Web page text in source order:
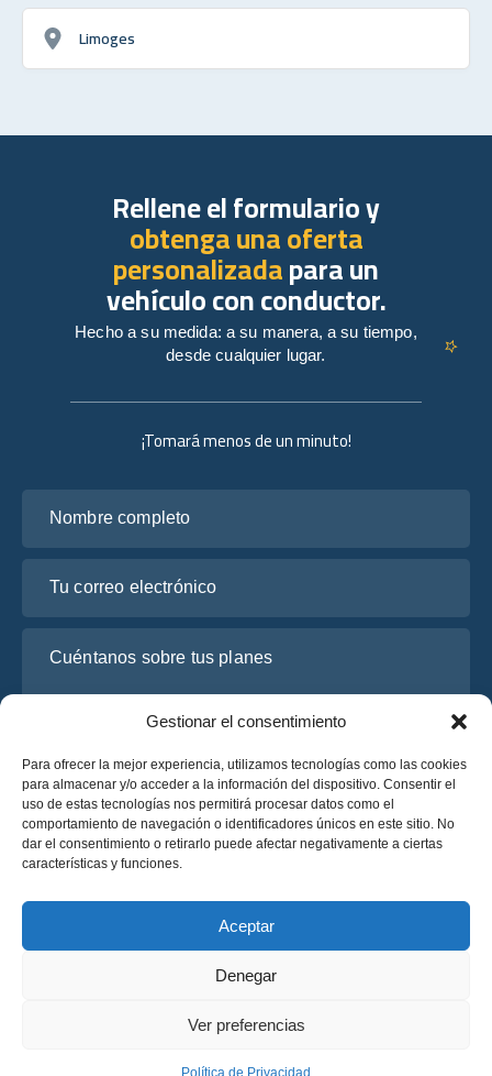
Gestionar el consentimiento
Para ofrecer la mejor experiencia, utilizamos tecnologías como las cookies
para almacenar y/o acceder a la información del dispositivo. Consentir el
uso de estas tecnologías nos permitirá procesar datos como el
comportamiento de navegación o identificadores únicos en este sitio. No
dar el consentimiento o retirarlo puede afectar negativamente a ciertas
características y funciones.
Aceptar
Denegar
Ver preferencias
Política de Privacidad
Limoges
Política de Privacidad
Términos y Condiciones
¡Tomará menos de un minuto!
He leído y acepto la
Solicite un presupuesto
Solicite un presupuesto
Rellene el formulario y
obtenga una oferta
personalizadapara un
vehículo con conductor.
Hecho a su medida: a su manera, a su tiempo,
desde cualquier lugar.